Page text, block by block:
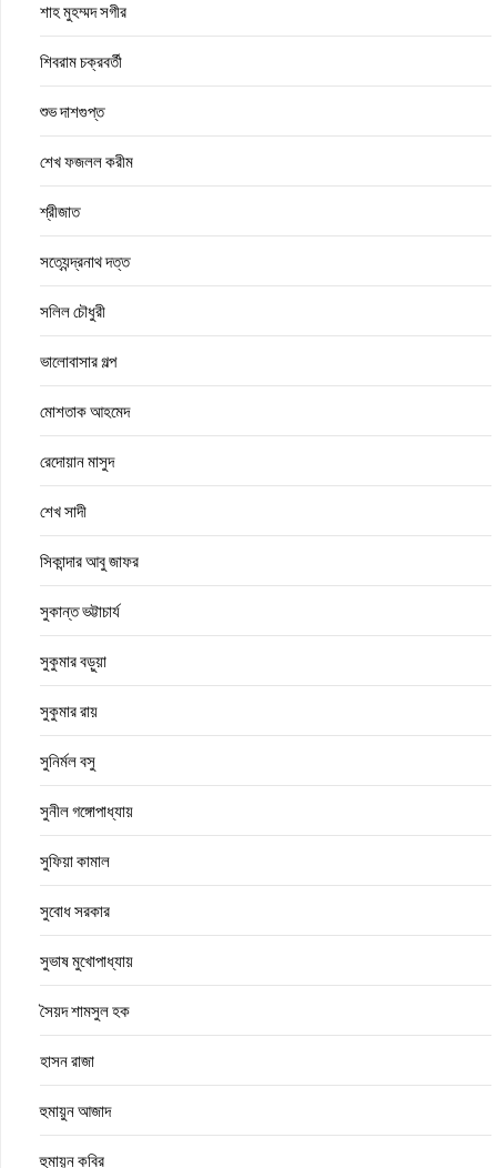
শাহ মুহম্মদ সগীর
শিবরাম চক্রবর্তী
শুভ দাশগুপ্ত
শেখ ফজলল করীম
শ্রীজাত
সত্যেন্দ্রনাথ দত্ত
সলিল চৌধুরী
ভালোবাসার গল্প
মোশতাক আহমেদ
রেদোয়ান মাসুদ
শেখ সাদী
সিকান্দার আবু জাফর
সুকান্ত ভট্টাচার্য
সুকুমার বড়ুয়া
সুকুমার রায়
সুনির্মল বসু
সুনীল গঙ্গোপাধ্যায়
সুফিয়া কামাল
সুবোধ সরকার
সুভাষ মুখোপাধ্যায়
সৈয়দ শামসুল হক
হাসন রাজা
হুমায়ুন আজাদ
হুমায়ুন কবির